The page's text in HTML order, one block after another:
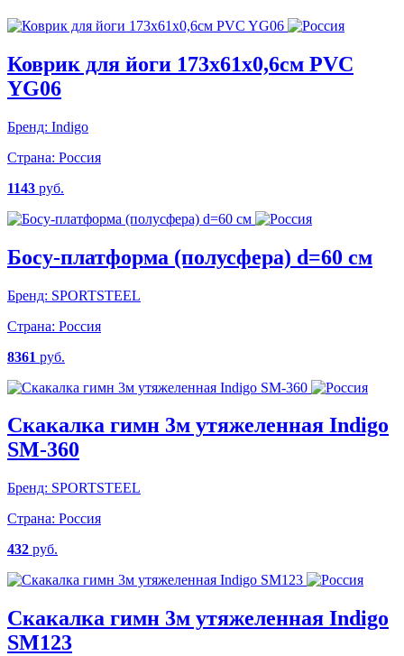
Коврик для йоги 173x61х0,6см PVC
YG06
Бренд: Indigo
Страна: Россия
1143 руб.
Босу-платформа (полусфера) d=60 см
Бренд: SPORTSTEEL
Страна: Россия
8361 руб.
Скакалка гимн 3м утяжеленная Indigo
SM-360
Бренд: SPORTSTEEL
Страна: Россия
432 руб.
Скакалка гимн 3м утяжеленная Indigo
SM123